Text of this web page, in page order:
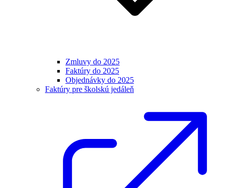
Zmluvy do 2025
Faktúry do 2025
Objednávky do 2025
Faktúry pre školskú jedáleň